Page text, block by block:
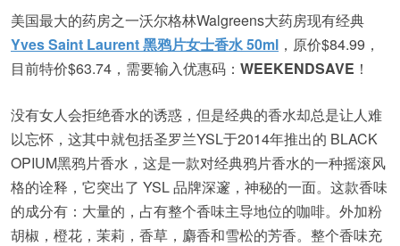
美国最大的药房之一沃尔格林Walgreens大药房现有经典
Yves Saint Laurent 黑鸦片女士香水 50ml ，原价$84.99，
目前特价$63.74，需要输入优惠码： WEEKENDSAVE ！
没有女人会拒绝香水的诱惑，但是经典的香水却总是让人难
以忘怀，这其中就包括圣罗兰YSL于2014年推出的 BLACK
OPIUM黑鸦片香水，这是一款对经典鸦片香水的一种摇滚风
格的诠释，它突出了 YSL 品牌深邃，神秘的一面。这款香味
的成分有：大量的，占有整个香味主导地位的咖啡。外加粉
胡椒，橙花，茉莉，香草，麝香和雪松的芳香。整个香味充